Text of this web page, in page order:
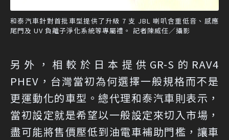
和泰汽車針對首批車型提供了升級 7 支 JBL 喇叭含重低音、感應
尾門及 UV 負離子淨化系統等專屬禮。 記者陳威任／攝影
另外，相較於日本提供GR-S的RAV4
PHEV，台灣當初為何選擇一般規格而不是
更運動化的車型。總代理和泰汽車則表示，
當初設定就是希望以一般設定來切入市場，
盡可能將售價壓低到油電車補助門檻，讓車